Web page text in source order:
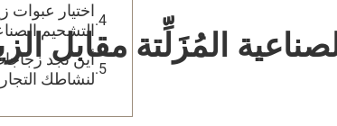
المُزَلِّتة مقابل
اختيار عبوات
التشحيم
أين تجد
لنشاطك